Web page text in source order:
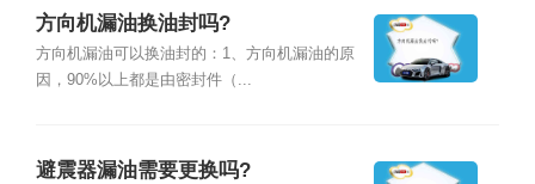
方向机漏油换油封吗?
方向机漏油可以换油封的：1、方向机漏油的原
因，90%以上都是由密封件（...
避震器漏油需要更换吗?